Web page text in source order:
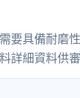
要具備耐磨
詳細資料供